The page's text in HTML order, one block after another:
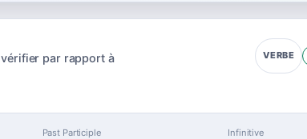
vérifier par rapport à VERBE
Past Participle Infinitive